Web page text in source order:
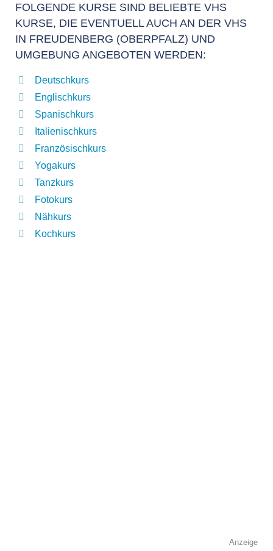
FOLGENDE KURSE SIND BELIEBTE VHS
KURSE, DIE EVENTUELL AUCH AN DER VHS
IN FREUDENBERG (OBERPFALZ) UND
UMGEBUNG ANGEBOTEN WERDEN:
Deutschkurs
Englischkurs
Spanischkurs
Italienischkurs
Französischkurs
Yogakurs
Tanzkurs
Fotokurs
Nähkurs
Kochkurs
Anzeige